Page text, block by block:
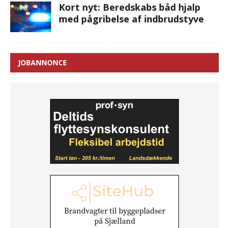
Kort nyt: Beredskabs båd hjalp
med pågribelse af indbrudstyve
JOBANNONCE